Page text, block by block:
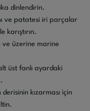
dinlendirin.
ve patatesi iri parçalar
karıştırın.
ve üzerine marine
üst fanlı ayardaki
kızarması için